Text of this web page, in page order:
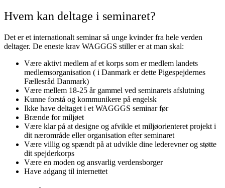
Hvem kan deltage i seminaret?
Det er et internationalt seminar så unge kvinder fra hele verden
deltager. De eneste krav WAGGGS stiller er at man skal:
Være aktivt medlem af et korps som er medlem landets
medlemsorganisation ( i Danmark er dette Pigespejdernes
Fællesråd Danmark)
Være mellem 18-25 år gammel ved seminarets afslutning
Kunne forstå og kommunikere på engelsk
Ikke have deltaget i et WAGGGS seminar før
Brænde for miljøet
Være klar på at designe og afvikle et miljøorienteret projekt i
dit nærområde eller organisation efter seminaret
Være villig og spændt på at udvikle dine lederevner og støtte
dit spejderkorps
Være en moden og ansvarlig verdensborger
Have adgang til internettet